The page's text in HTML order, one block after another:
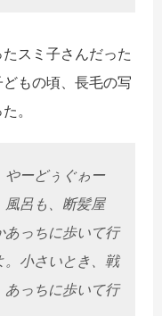
スミ子さんだった
もの頃、長毛の写
。
ーどぅぐゎー
風呂も、断髪屋
あっちに歩いて行
。小さいとき、戦
あっちに歩いて行